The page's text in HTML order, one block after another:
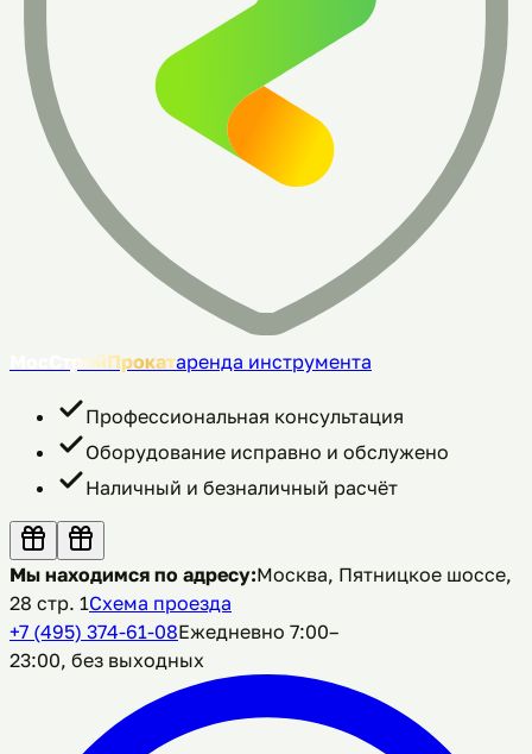
МосСтройПрокатаренда инструмента
Профессиональная консультация
Оборудование исправно и обслужено
Наличный и безналичный расчёт
Мы находимся по адресу:Москва, Пятницкое шоссе,
28 стр. 1Схема проезда
+7 (495) 374-61-08Ежедневно 7:00–
23:00, без выходных